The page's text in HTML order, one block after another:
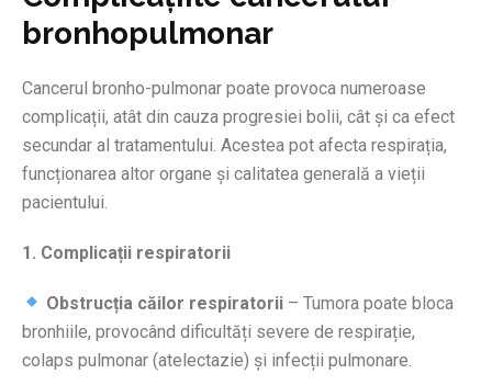
bronhopulmonar
Cancerul bronho-pulmonar poate provoca numeroase
complicații, atât din cauza progresiei bolii, cât și ca efect
secundar al tratamentului. Acestea pot afecta respirația,
funcționarea altor organe și calitatea generală a vieții
pacientului.
1. Complicații respiratorii
Obstrucția căilor respiratorii – Tumora poate bloca
bronhiile, provocând dificultăți severe de respirație,
colaps pulmonar (atelectazie) și infecții pulmonare.